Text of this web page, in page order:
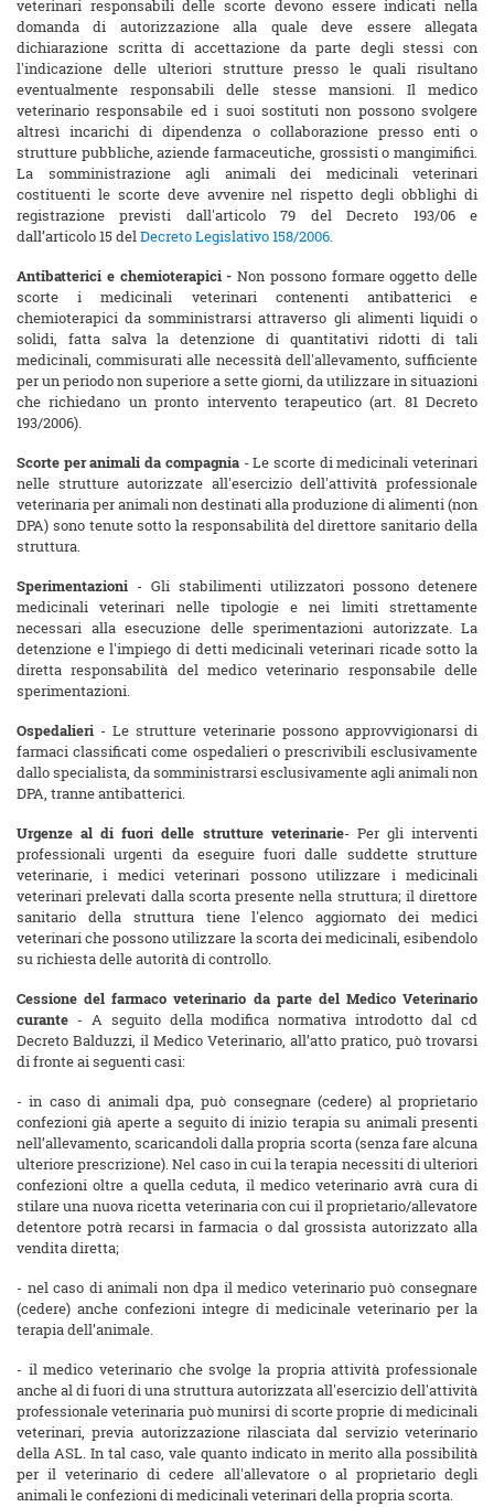
veterinari responsabili delle scorte devono essere indicati nella
domanda di autorizzazione alla quale deve essere allegata
dichiarazione scritta di accettazione da parte degli stessi con
l'indicazione delle ulteriori strutture presso le quali risultano
eventualmente responsabili delle stesse mansioni. Il medico
veterinario responsabile ed i suoi sostituti non possono svolgere
altresì incarichi di dipendenza o collaborazione presso enti o
strutture pubbliche, aziende farmaceutiche, grossisti o mangimifici.
La somministrazione agli animali dei medicinali veterinari
costituenti le scorte deve avvenire nel rispetto degli obblighi di
registrazione previsti dall'articolo 79 del Decreto 193/06 e
dall’articolo 15 delDecreto Legislativo 158/2006.
Antibatterici e chemioterapici - Non possono formare oggetto delle
scorte i medicinali veterinari contenenti antibatterici e
chemioterapici da somministrarsi attraverso gli alimenti liquidi o
solidi, fatta salva la detenzione di quantitativi ridotti di tali
medicinali, commisurati alle necessità dell'allevamento, sufficiente
per un periodo non superiore a sette giorni, da utilizzare in situazioni
che richiedano un pronto intervento terapeutico (art. 81 Decreto
193/2006).
Scorte per animali da compagnia - Le scorte di medicinali veterinari
nelle strutture autorizzate all'esercizio dell'attività professionale
veterinaria per animali non destinati alla produzione di alimenti (non
DPA) sono tenute sotto la responsabilità del direttore sanitario della
struttura.
Sperimentazioni - Gli stabilimenti utilizzatori possono detenere
medicinali veterinari nelle tipologie e nei limiti strettamente
necessari alla esecuzione delle sperimentazioni autorizzate. La
detenzione e l'impiego di detti medicinali veterinari ricade sotto la
diretta responsabilità del medico veterinario responsabile delle
sperimentazioni.
Ospedalieri - Le strutture veterinarie possono approvvigionarsi di
farmaci classificati come ospedalieri o prescrivibili esclusivamente
dallo specialista, da somministrarsi esclusivamente agli animali non
DPA, tranne antibatterici.
Urgenze al di fuori delle strutture veterinarie- Per gli interventi
professionali urgenti da eseguire fuori dalle suddette strutture
veterinarie, i medici veterinari possono utilizzare i medicinali
veterinari prelevati dalla scorta presente nella struttura; il direttore
sanitario della struttura tiene l'elenco aggiornato dei medici
veterinari che possono utilizzare la scorta dei medicinali, esibendolo
su richiesta delle autorità di controllo.
Cessione del farmaco veterinario da parte del Medico Veterinario
curante - A seguito della modifica normativa introdotto dal cd
Decreto Balduzzi, il Medico Veterinario, all’atto pratico, può trovarsi
di fronte ai seguenti casi:
- in caso di animali dpa, può consegnare (cedere) al proprietario
confezioni già aperte a seguito di inizio terapia su animali presenti
nell’allevamento, scaricandoli dalla propria scorta (senza fare alcuna
ulteriore prescrizione). Nel caso in cui la terapia necessiti di ulteriori
confezioni oltre a quella ceduta, il medico veterinario avrà cura di
stilare una nuova ricetta veterinaria con cui il proprietario/allevatore
detentore potrà recarsi in farmacia o dal grossista autorizzato alla
vendita diretta;
- nel caso di animali non dpa il medico veterinario può consegnare
(cedere) anche confezioni integre di medicinale veterinario per la
terapia dell’animale.
- il medico veterinario che svolge la propria attività professionale
anche al di fuori di una struttura autorizzata all'esercizio dell'attività
professionale veterinaria può munirsi di scorte proprie di medicinali
veterinari, previa autorizzazione rilasciata dal servizio veterinario
della ASL. In tal caso, vale quanto indicato in merito alla possibilità
per il veterinario di cedere all'allevatore o al proprietario degli
animali le confezioni di medicinali veterinari della propria scorta.